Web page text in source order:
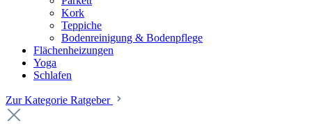
Kork
Teppiche
Bodenreinigung & Bodenpflege
Flächenheizungen
Yoga
Schlafen
Zur Kategorie Ratgeber